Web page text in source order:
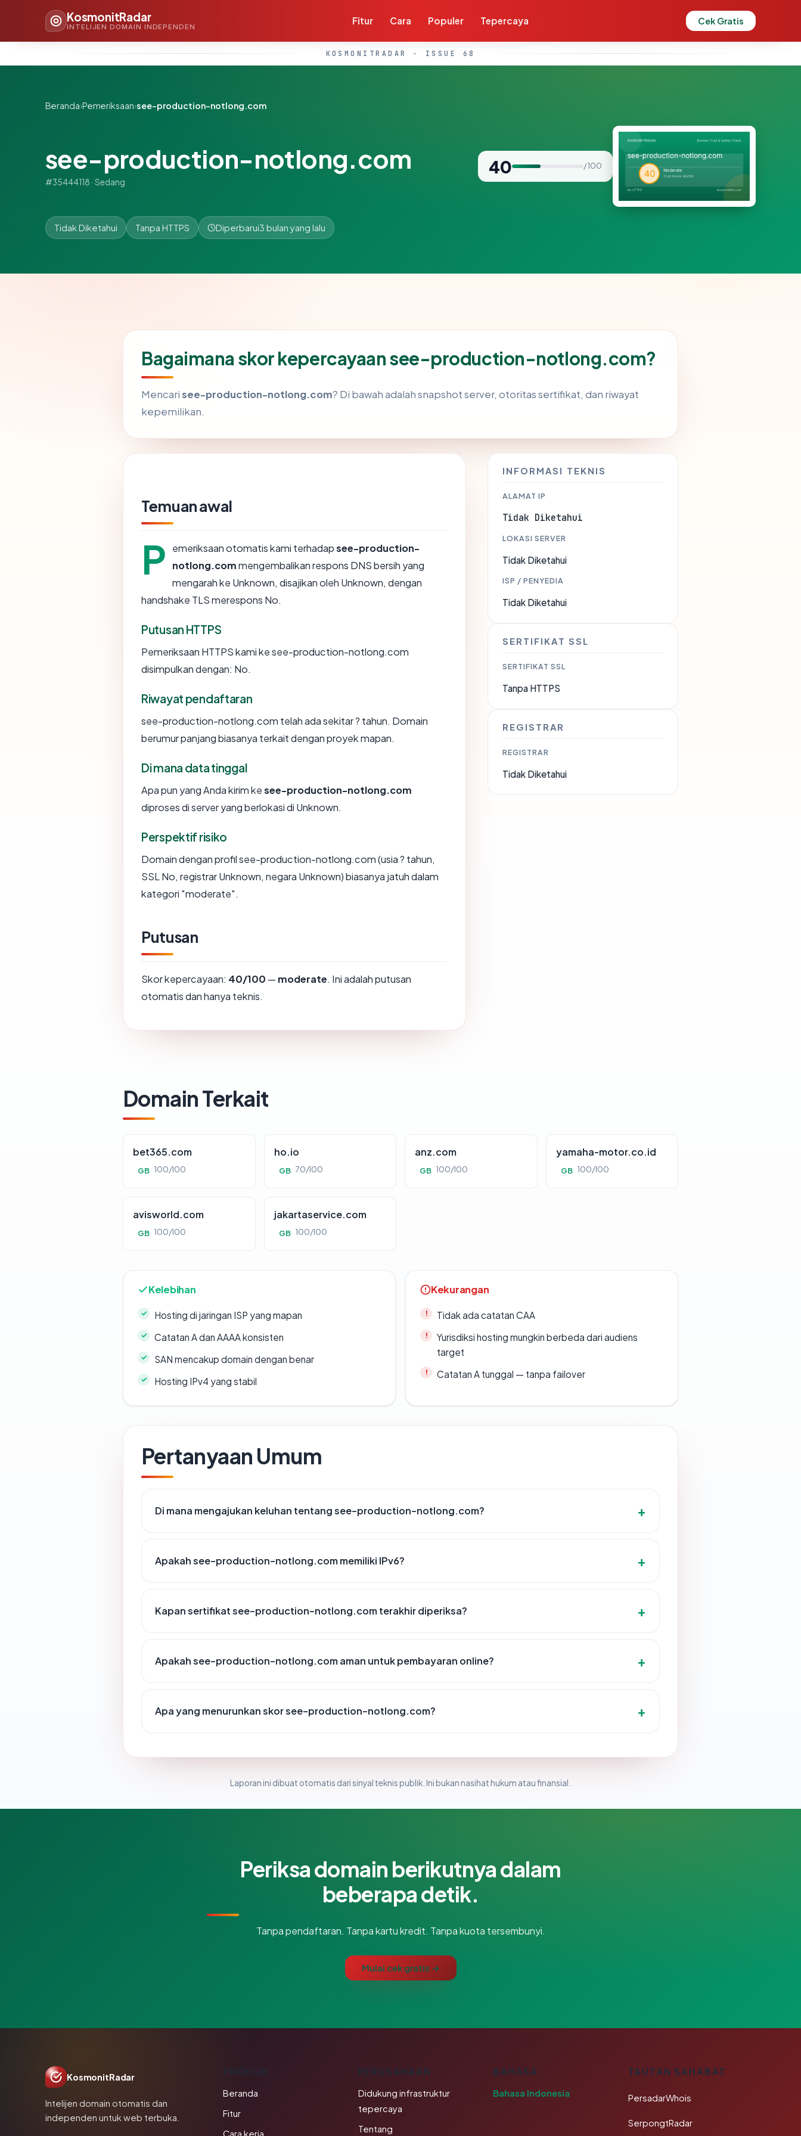
KosmonitRadar
INTELIJEN DOMAIN INDEPENDEN
Fitur Cara Populer Tepercaya Cek Gratis
KOSMONITRADAR · ISSUE 68
Beranda›Pemeriksaan›see-production-notlong.com
see-production-notlong.com
#35444118 · Sedang
40 / 100
Tidak Diketahui Tanpa HTTPS Diperbarui3 bulan yang lalu
Bagaimana skor kepercayaan see-production-notlong.com?
Mencarisee-production-notlong.com? Di bawah adalah snapshot server, otoritas sertifikat, dan riwayat
kepemilikan.
Temuan awal
P emeriksaan otomatis kami terhadapsee-production-
notlong.commengembalikan respons DNS bersih yang
mengarah ke Unknown, disajikan oleh Unknown, dengan
handshake TLS merespons No.
Putusan HTTPS
Pemeriksaan HTTPS kami ke see-production-notlong.com
disimpulkan dengan: No.
Riwayat pendaftaran
see-production-notlong.com telah ada sekitar ? tahun. Domain
berumur panjang biasanya terkait dengan proyek mapan.
Di mana data tinggal
Apa pun yang Anda kirim kesee-production-notlong.com
diproses di server yang berlokasi di Unknown.
Perspektif risiko
Domain dengan profil see-production-notlong.com (usia ? tahun,
SSL No, registrar Unknown, negara Unknown) biasanya jatuh dalam
kategori "moderate".
Putusan
Skor kepercayaan: 40/100 — moderate. Ini adalah putusan
otomatis dan hanya teknis.
INFORMASI TEKNIS
ALAMAT IP
Tidak Diketahui
LOKASI SERVER
Tidak Diketahui
ISP / PENYEDIA
Tidak Diketahui
SERTIFIKAT SSL
SERTIFIKAT SSL
Tanpa HTTPS
REGISTRAR
REGISTRAR
Tidak Diketahui
Domain Terkait
bet365.com
GB 100/100
ho.io
GB 70/100
anz.com
GB 100/100
yamaha-motor.co.id
GB 100/100
avisworld.com
GB 100/100
jakartaservice.com
GB 100/100
Kelebihan
Hosting di jaringan ISP yang mapan
Catatan A dan AAAA konsisten
SAN mencakup domain dengan benar
Hosting IPv4 yang stabil
Kekurangan
Tidak ada catatan CAA
Yurisdiksi hosting mungkin berbeda dari audiens
target
Catatan A tunggal — tanpa failover
Pertanyaan Umum
Di mana mengajukan keluhan tentang see-production-notlong.com?
Apakah see-production-notlong.com memiliki IPv6?
Kapan sertifikat see-production-notlong.com terakhir diperiksa?
Apakah see-production-notlong.com aman untuk pembayaran online?
Apa yang menurunkan skor see-production-notlong.com?
Laporan ini dibuat otomatis dari sinyal teknis publik. Ini bukan nasihat hukum atau finansial.
Periksa domain berikutnya dalam
beberapa detik.
Tanpa pendaftaran. Tanpa kartu kredit. Tanpa kuota tersembunyi.
Mulai cek gratis →
KosmonitRadar
Intelijen domain otomatis dan
independen untuk web terbuka.
Beranda
Fitur
Cara kerja
PERUSAHAAN
Didukung infrastruktur
tepercaya
Tentang
BAHASA
Bahasa Indonesia
TAUTAN SAHABAT
PersadarWhois
SerpongtRadar